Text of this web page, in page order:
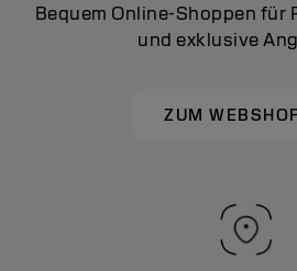
Bequem Online-Shoppen für
und exklusive
ZUM